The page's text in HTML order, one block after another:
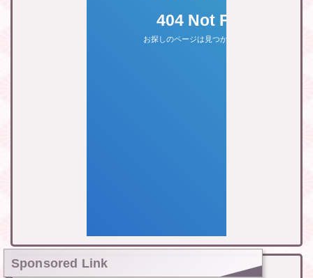
Sponsored Link